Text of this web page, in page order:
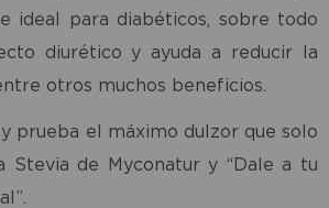
ideal para diabéticos, sobre todo
diurético y ayuda a reducir la
otros muchos beneficios.
prueba el máximo dulzor que solo
Stevia de Myconatur y “Dale a tu